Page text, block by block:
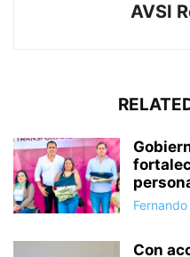
AVSI
Con